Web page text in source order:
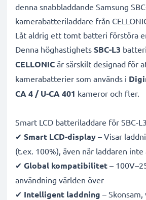
denna snabbladdande Samsung
kamerabatteriladdare från
Låt aldrig ett tomt batteri förstöra
Denna höghastighets SBC-L3
CELLONIC är särskilt designad för
kamerabatterier som används i
CA 4 / U-CA 401 kameror och fler.
Smart LCD batteriladdare för SBC-
✔ Smart LCD-display – Visar
(t.ex. 100%), även när laddaren inte
✔ Global kompatibilitet –
användning världen över
✔ Intelligent laddning –